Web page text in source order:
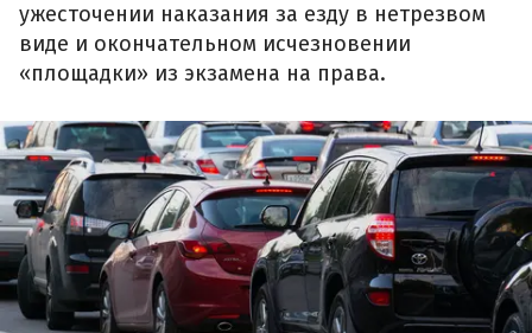
ужесточении наказания за езду в нетрезвом
виде и окончательном исчезновении
«площадки» из экзамена на права.